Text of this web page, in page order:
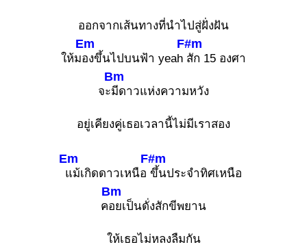
ออกจากเส้นทางที่นำไปสู่ฝั่งฝัน
ให้ม
Em
องขึ้นไปบนฟ้า yeah
F#m
สัก 15 องศา
จะ
Bm
มีดาวแห่งความหวัง
อยู่เคียงคู่เธอเวลานี้ไม่มีเราสอง
Em
แม้เกิดดาวเหนือ
F#m
ขึ้นประจำทิศเหนือ
ค
Bm
อยเป็นดั่งสักขีพยาน
ให้เธอไม่หลงลืมกัน